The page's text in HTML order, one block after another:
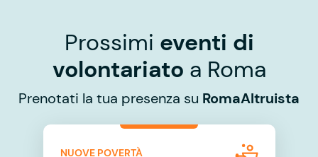
Prossimi eventi di
volontariato a Roma
Prenotati la tua presenza su RomaAltruista
NUOVE POVERTÀ